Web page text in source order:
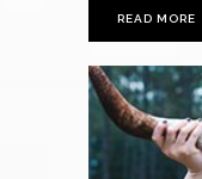
READ MORE